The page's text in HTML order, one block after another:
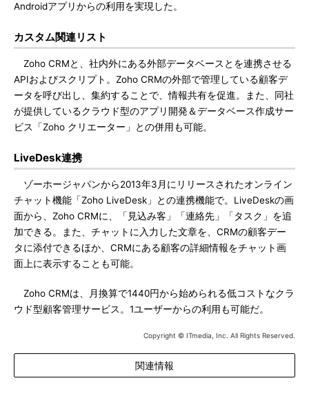
Androidアプリからの利用を実現した。
カスタム関連リスト
Zoho CRMと、社内外にある外部データベースとを連携させる
APIおよびスクリプト。Zoho CRMの外部で管理している顧客デ
ータを呼び出し、集約することで、情報共有を促進。また、同社
が提供しているクラウド型のアプリ開発＆データベース作成サー
ビス「Zoho クリエーター」との併用も可能。
LiveDesk連携
ゾーホージャパンから2013年3月にリリースされたオンライン
チャット機能「Zoho LiveDesk」との連携機能で。LiveDeskの画
面から、Zoho CRMに、「見込み客」「連絡先」「タスク」を追
加できる。また、チャットに入力した文章を、CRMの顧客デー
タに添付できるほか、CRMにある顧客の詳細情報をチャット画
面上に表示することも可能。
Zoho CRMは、月換算で1440円から始められる低コストなクラ
ウド型顧客管理サービス。1ユーザーからの利用も可能だ。
Copyright © ITmedia, Inc. All Rights Reserved.
関連情報